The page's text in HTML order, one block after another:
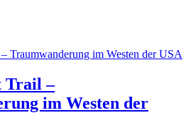
Trail –
im Westen der